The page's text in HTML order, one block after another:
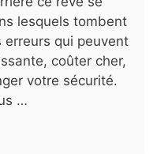
lesquels tombent
qui peuvent
coûter cher,
votre sécurité.
…